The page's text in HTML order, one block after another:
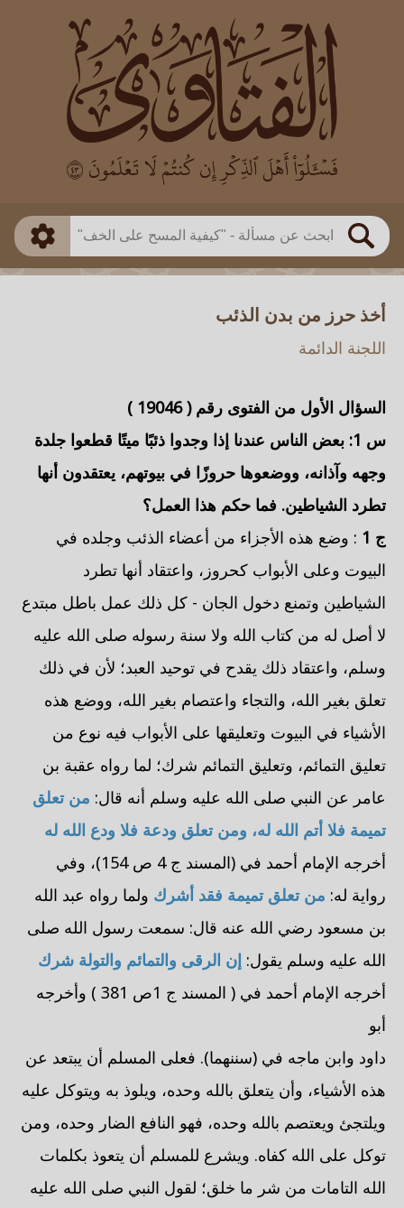
بحث
العالم
بن باز
بن العثيمين
اللجنة الدائمة
طريقة البحث
ذكي
أخذ حرز من بدن الذئب
اللجنة الدائمة
السؤال الأول من الفتوى رقم (19046
)
س 1: بعض الناس عندنا إذا وجدوا ذئبًا ميتًا قطعوا جلدة
وجهه وآذانه، ووضعوها حروزًا في بيوتهم، يعتقدون أنها
تطرد الشياطين. فما حكم هذا العمل؟
ج 1
: وضع هذه الأجزاء من أعضاء الذئب وجلده في
البيوت وعلى الأبواب كحروز، واعتقاد أنها تطرد
الشياطين وتمنع دخول الجان - كل ذلك عمل باطل مبتدع
لا أصل له من كتاب الله ولا سنة رسوله صلى الله عليه
وسلم، واعتقاد ذلك يقدح في توحيد العبد؛ لأن في ذلك
تعلق بغير الله، والتجاء واعتصام بغير الله، ووضع هذه
الأشياء في البيوت وتعليقها على الأبواب فيه نوع من
تعليق التمائم، وتعليق التمائم شرك؛ لما رواه عقبة بن
عامر عن النبي صلى الله عليه وسلم أنه قال: من تعلق
تميمة فلا أتم الله له، ومن تعلق ودعة فلا ودع الله له
أخرجه الإمام أحمد
في (المسند ج 4 ص 154)، وفي
رواية له: من تعلق تميمة فقد أشرك ولما رواه عبد الله
بن مسعود رضي الله عنه قال: سمعت رسول الله صلى
الله عليه وسلم يقول: إن الرقى والتمائم والتولة شرك
أخرجه الإمام أحمد في ( المسند ج 1ص 381 ) وأخرجه
أبو
داود وابن ماجه في (سننهما). فعلى المسلم أن يبتعد عن
هذه الأشياء، وأن يتعلق بالله وحده، ويلوذ به ويتوكل عليه
ويلتجئ ويعتصم بالله وحده، فهو النافع الضار وحده، ومن
توكل على الله كفاه. ويشرع للمسلم أن يتعوذ بكلمات
الله التامات من شر ما خلق؛ لقول النبي صلى الله عليه